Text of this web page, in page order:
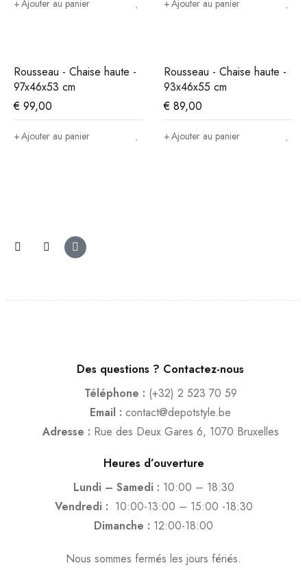
Ajouter au panier Ajouter au panier
Rousseau - Chaise haute -
97x46x53 cm
€ 99,00
Ajouter au panier
Rousseau - Chaise haute -
93x46x55 cm
€ 89,00
Ajouter au panier
Des questions ? Contactez-nous
Téléphone : (+32) 2 523 70 59
Email : contact@depotstyle.be
Adresse : Rue des Deux Gares 6, 1070 Bruxelles
Heures d’ouverture
Lundi – Samedi : 10:00 – 18:30
Vendredi : 10:00-13:00 – 15:00 -18:30
Dimanche : 12:00-18:00
Nous sommes fermés les jours fériés.